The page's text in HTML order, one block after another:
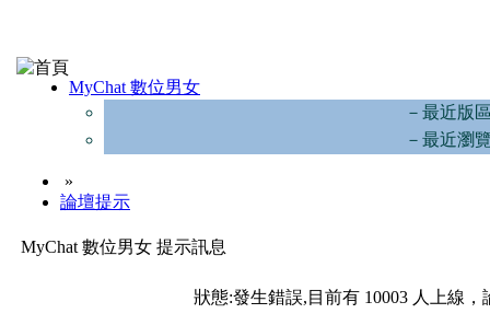
MyChat 數位男女
－最近版
－最近瀏
»
論壇提示
MyChat 數位男女 提示訊息
狀態:發生錯誤,目前有 10003 人上線